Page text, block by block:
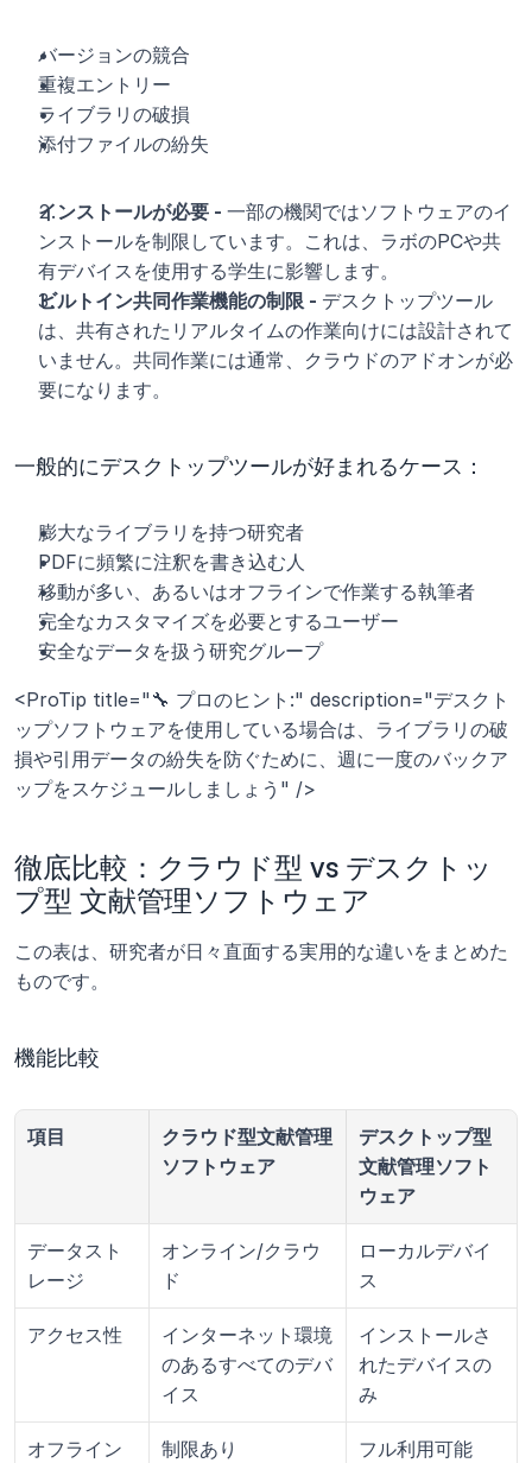
バージョンの競合
重複エントリー
ライブラリの破損
添付ファイルの紛失
インストールが必要 - 一部の機関ではソフトウェアのイ
ンストールを制限しています。これは、ラボのPCや共
有デバイスを使用する学生に影響します。
ビルトイン共同作業機能の制限 - デスクトップツール
は、共有されたリアルタイムの作業向けには設計されて
いません。共同作業には通常、クラウドのアドオンが必
要になります。
一般的にデスクトップツールが好まれるケース：
膨大なライブラリを持つ研究者
PDFに頻繁に注釈を書き込む人
移動が多い、あるいはオフラインで作業する執筆者
完全なカスタマイズを必要とするユーザー
安全なデータを扱う研究グループ
<ProTip title="🔧 プロのヒント:" description="デスクト
ップソフトウェアを使用している場合は、ライブラリの破
損や引用データの紛失を防ぐために、週に一度のバックア
ップをスケジュールしましょう" />
徹底比較：クラウド型 vs デスクトッ
プ型 文献管理ソフトウェア
この表は、研究者が日々直面する実用的な違いをまとめた
ものです。
機能比較
項目
クラウド型文献管理
ソフトウェア
デスクトップ型
文献管理ソフト
ウェア
データスト
レージ
オンライン/クラウ
ド
ローカルデバイ
ス
アクセス性
インターネット環境
のあるすべてのデバ
イス
インストールさ
れたデバイスの
み
オフライン 制限あり フル利用可能